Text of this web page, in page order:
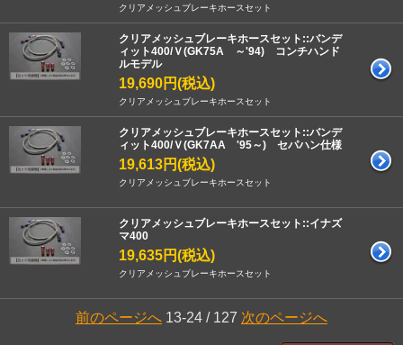
クリアメッシュブレーキホースセット
クリアメッシュブレーキホースセット::バンデ
ィット400/Ｖ(GK75A ～'94) コンチハンド
ルモデル
19,690円(税込)
クリアメッシュブレーキホースセット
クリアメッシュブレーキホースセット::バンデ
ィット400/Ｖ(GK7AA '95～) セパハン仕様
19,613円(税込)
クリアメッシュブレーキホースセット
クリアメッシュブレーキホースセット::イナズ
マ400
19,635円(税込)
クリアメッシュブレーキホースセット
前のページへ 13-24 / 127 次のページへ